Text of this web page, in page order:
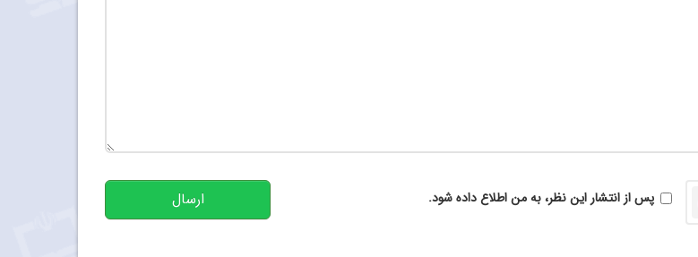
پس از انتشار این نظر، به من اطلاع داده شود. ارسال